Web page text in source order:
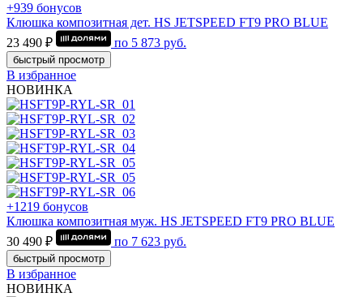
+939 бонусов
Клюшка композитная дет. HS JETSPEED FT9 PRO BLUE
23 490 ₽
по 5 873 руб.
быстрый просмотр
В избранное
НОВИНКА
+1219 бонусов
Клюшка композитная муж. HS JETSPEED FT9 PRO BLUE
30 490 ₽
по 7 623 руб.
быстрый просмотр
В избранное
НОВИНКА